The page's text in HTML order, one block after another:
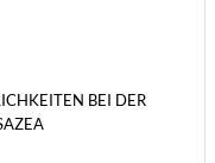
BEI DER